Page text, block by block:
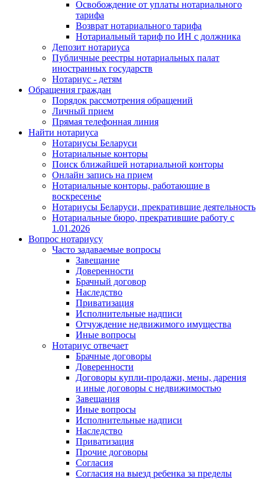
Освобождение от уплаты нотариального
тарифа
Возврат нотариального тарифа
Нотариальный тариф по ИН с должника
Депозит нотариуса
Публичные реестры нотариальных палат
иностранных государств
Нотариус - детям
Обращения граждан
Порядок рассмотрения обращений
Личный прием
Прямая телефонная линия
Найти нотариуса
Нотариусы Беларуси
Нотариальные конторы
Поиск ближайшей нотариальной конторы
Онлайн запись на прием
Нотариальные конторы, работающие в
воскресенье
Нотариусы Беларуси, прекратившие деятельность
Нотариальные бюро, прекратившие работу с
1.01.2026
Вопрос нотариусу
Часто задаваемые вопросы
Завещание
Доверенности
Брачный договор
Наследство
Приватизация
Исполнительные надписи
Отчуждение недвижимого имущества
Иные вопросы
Нотариус отвечает
Брачные договоры
Доверенности
Договоры купли-продажи, мены, дарения
и иные договоры с недвижимостью
Завещания
Иные вопросы
Исполнительные надписи
Наследство
Приватизация
Прочие договоры
Согласия
Согласия на выезд ребенка за пределы